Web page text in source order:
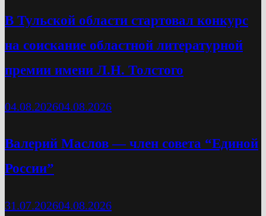
В Тульской области стартовал конкурс
на соискание областной литературной
премии имени Л.Н. Толстого
04.08.202604.08.2026
Валерий Маслов — член совета “Единой
России”
31.07.202604.08.2026